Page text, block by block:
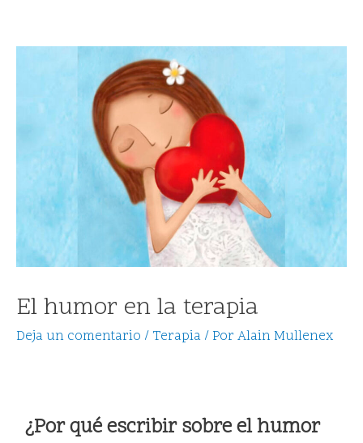
El humor en la terapia
Deja un comentario / Terapia / Por Alain Mullenex
¿Por qué escribir sobre el humor